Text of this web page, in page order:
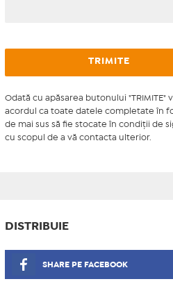
Odată cu apăsarea butonului "TRIMITE"
acordul ca toate datele completate în
de mai sus să fie stocate în condiţii de
cu scopul de a vă contacta ulterior.
DISTRIBUIE
SHARE PE FACEBOOK